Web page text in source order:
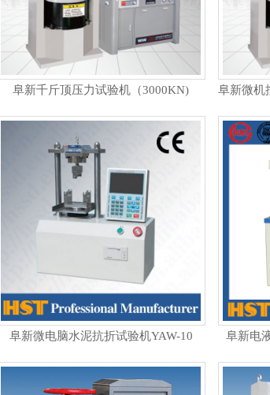
阜新千斤顶压力试验机（3000KN)
阜新微电脑水泥抗折试验机YAW-10 阜新电